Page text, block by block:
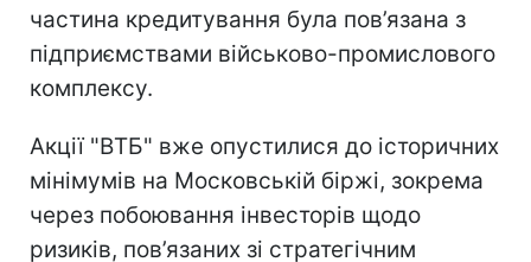
частина кредитування була пов’язана з
підприємствами військово-промислового
комплексу.
Акції "ВТБ" вже опустилися до історичних
мінімумів на Московській біржі, зокрема
через побоювання інвесторів щодо
ризиків, пов’язаних зі стратегічним